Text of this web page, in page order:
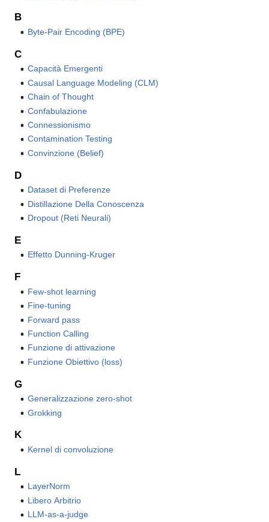
B
Byte-Pair Encoding (BPE)
C
Capacità Emergenti
Causal Language Modeling (CLM)
Chain of Thought
Confabulazione
Connessionismo
Contamination Testing
Convinzione (Belief)
D
Dataset di Preferenze
Distillazione Della Conoscenza
Dropout (Reti Neurali)
E
Effetto Dunning-Kruger
F
Few-shot learning
Fine-tuning
Forward pass
Function Calling
Funzione di attivazione
Funzione Obiettivo (loss)
G
Generalizzazione zero-shot
Grokking
K
Kernel di convoluzione
L
LayerNorm
Libero Arbitrio
LLM-as-a-judge